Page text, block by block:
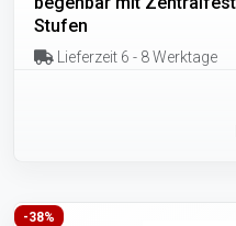
Stufen
Lieferzeit 6 - 8 Werktage
-38%